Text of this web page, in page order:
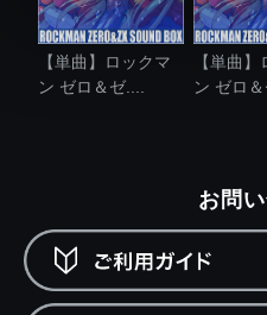
【単曲】ロックマ
ン ゼロ＆ゼ....
【単曲
ン ゼロ＆
お問